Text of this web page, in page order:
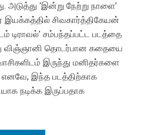
அடுத்து ‘இன்று நேற்று நாளை’
இயக்கத்தில் சிவகார்த்திகேயன்
டிராவல்’ சம்பந்தப்பட்ட படத்தை
விஞ்ஞானி தொடர்பான கதையை
இருந்து மனிதர்களை
எனவே, இந்த படத்திற்காக
நடிக்க இருப்பதாக